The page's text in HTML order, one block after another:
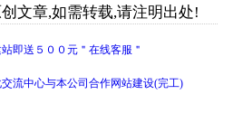
文章,如需转载,请注明出处!
即送５００元＂在线客服＂
流中心与本公司合作网站建设(完工)